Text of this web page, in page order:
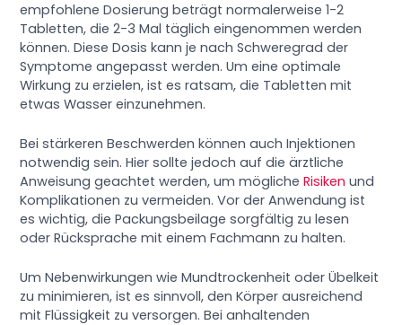
empfohlene Dosierung beträgt normalerweise 1-2
Tabletten, die 2-3 Mal täglich eingenommen werden
können. Diese Dosis kann je nach Schweregrad der
Symptome angepasst werden. Um eine optimale
Wirkung zu erzielen, ist es ratsam, die Tabletten mit
etwas Wasser einzunehmen.
Bei stärkeren Beschwerden können auch Injektionen
notwendig sein. Hier sollte jedoch auf die ärztliche
Anweisung geachtet werden, um möglicheRisiken und
Komplikationen zu vermeiden. Vor der Anwendung ist
es wichtig, die Packungsbeilage sorgfältig zu lesen
oder Rücksprache mit einem Fachmann zu halten.
Um Nebenwirkungen wie Mundtrockenheit oder Übelkeit
zu minimieren, ist es sinnvoll, den Körper ausreichend
mit Flüssigkeit zu versorgen. Bei anhaltenden